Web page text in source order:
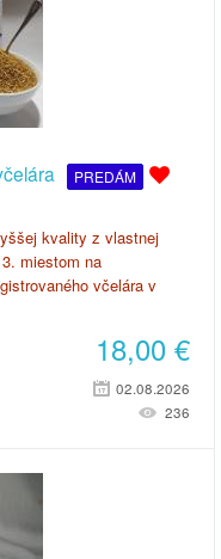
PREDÁM
kvality z vlastnej
miestom na
včelára v
18,00 €
02.08.2026
236